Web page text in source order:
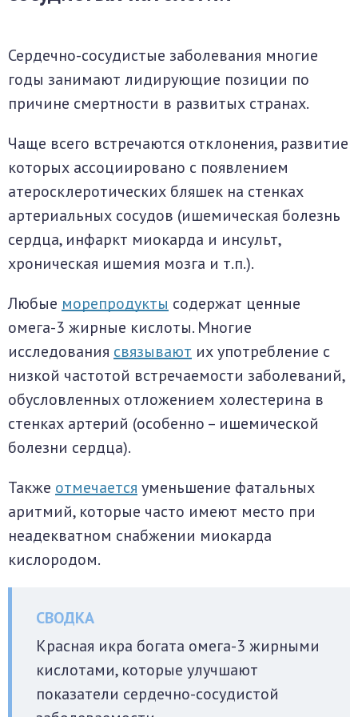
Сердечно-сосудистые заболевания многие
годы занимают лидирующие позиции по
причине смертности в развитых странах.
Чаще всего встречаются отклонения, развитие
которых ассоциировано с появлением
атеросклеротических бляшек на стенках
артериальных сосудов (ишемическая болезнь
сердца, инфаркт миокарда и инсульт,
хроническая ишемия мозга и т.п.).
Любые морепродукты содержат ценные
омега-3 жирные кислоты. Многие
исследования связывают их употребление с
низкой частотой встречаемости заболеваний,
обусловленных отложением холестерина в
стенках артерий (особенно – ишемической
болезни сердца).
Также отмечается уменьшение фатальных
аритмий, которые часто имеют место при
неадекватном снабжении миокарда
кислородом.
Красная икра богата омега-3 жирными
кислотами, которые улучшают
показатели сердечно-сосудистой